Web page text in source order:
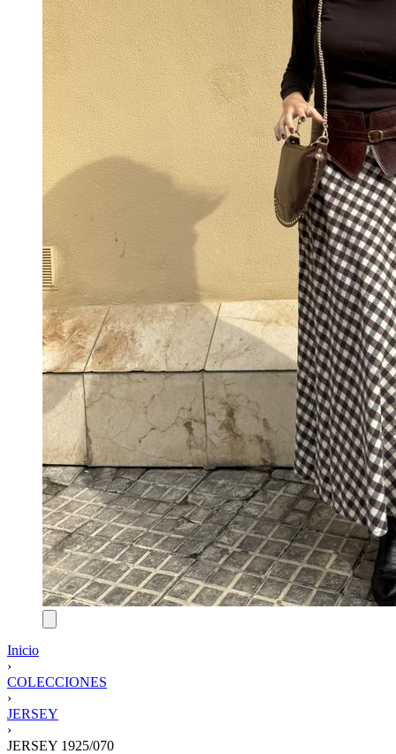
Inicio
›
COLECCIONES
›
JERSEY
›
JERSEY 1925/070